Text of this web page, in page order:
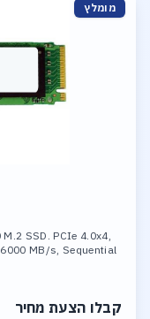
מומלץ
SSD. PCIe 4.0x4,
MB/s, Sequential
קבלו הצעת מחיר